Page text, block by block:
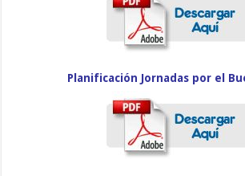
Planificación Jornadas por el